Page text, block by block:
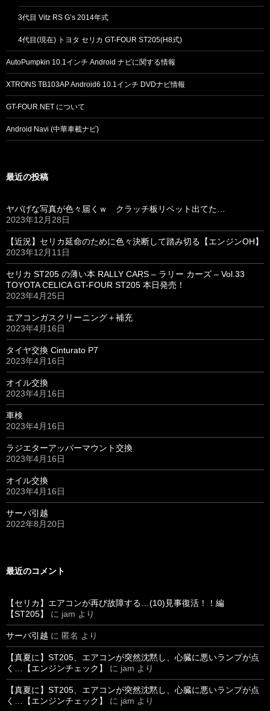
3代目 Vitz RS G’s 2014年式
4代目(現在) トヨタ セリカ GT-FOUR ST205(H8式)
AutoPumpkin 10.1インチ Android ナビに関する情報
XTRONS TB103AP Android6 10.1インチ DVDナビ情報
GT-FOUR.NET について
Android Navi (中華車載ナビ)
最近の投稿
ヤバげな写真が色々届くｗ クラッチ板リベット出てた…
2023年12月28日
【近況】セリカ延命のために色々決断して踏み切る【エンジンOH】
2023年12月11日
セリカ ST205 の薄い本 RALLY CARS – ラリー カーズ – Vol.33
TOYOTA CELICA GT-FOUR ST205 本日発売！
2023年4月25日
エアコンガスクリーニング＋補充
2023年4月16日
タイヤ交換 Cinturato P7
2023年4月16日
オイル交換
2023年4月16日
車検
2023年4月16日
ラジエターアッパーマウント交換
2023年4月16日
オイル交換
2023年4月16日
サーバ引越
2022年8月20日
最近のコメント
【セリカ】エアコンが再び故障する…(10)見事復活！！編
【ST205】
に jam より
サーバ引越 に 匿名 より
【真夏に】ST205、エアコンが突然沈黙し、心臓に悪いランプが点
く…【エンジンチェック】
に jam より
【真夏に】ST205、エアコンが突然沈黙し、心臓に悪いランプが点
く…【エンジンチェック】
に jam より